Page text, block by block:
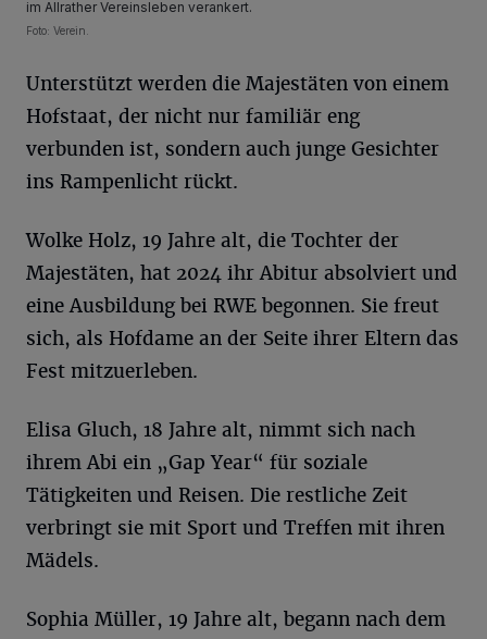
im Allrather Vereinsleben verankert.
Foto: Verein.
Unterstützt werden die Majestäten von einem
Hofstaat, der nicht nur familiär eng
verbunden ist, sondern auch junge Gesichter
ins Rampenlicht rückt.
Wolke Holz, 19 Jahre alt, die Tochter der
Majestäten, hat 2024 ihr Abitur absolviert und
eine Ausbildung bei RWE begonnen. Sie freut
sich, als Hofdame an der Seite ihrer Eltern das
Fest mitzuerleben.
Elisa Gluch, 18 Jahre alt, nimmt sich nach
ihrem Abi ein „Gap Year“ für soziale
Tätigkeiten und Reisen. Die restliche Zeit
verbringt sie mit Sport und Treffen mit ihren
Mädels.
Sophia Müller, 19 Jahre alt, begann nach dem